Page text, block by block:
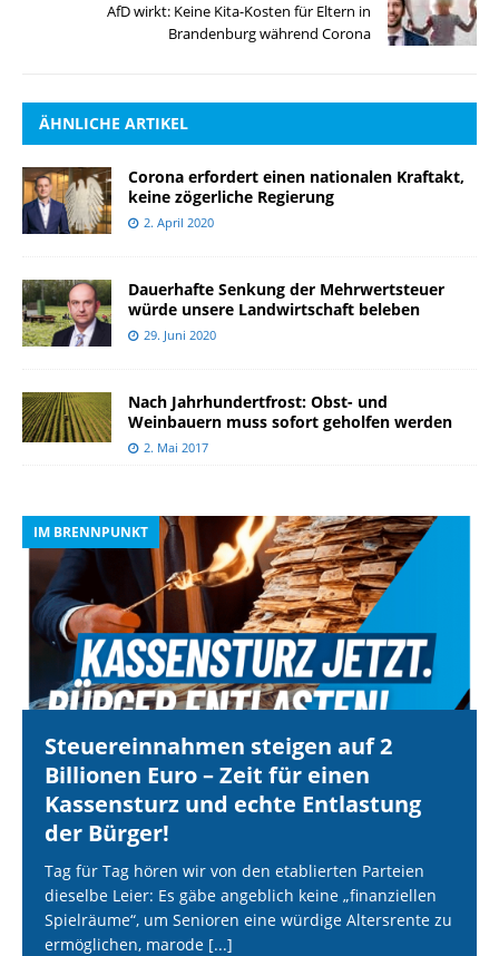
AfD wirkt: Keine Kita-Kosten für Eltern in
Brandenburg während Corona
ÄHNLICHE ARTIKEL
Corona erfordert einen nationalen Kraftakt,
keine zögerliche Regierung
2. April 2020
Dauerhafte Senkung der Mehrwertsteuer
würde unsere Landwirtschaft beleben
29. Juni 2020
Nach Jahrhundertfrost: Obst- und
Weinbauern muss sofort geholfen werden
2. Mai 2017
IM BRENNPUNKT
Steuereinnahmen steigen auf 2
Billionen Euro – Zeit für einen
Kassensturz und echte Entlastung
der Bürger!
Tag für Tag hören wir von den etablierten Parteien
dieselbe Leier: Es gäbe angeblich keine „finanziellen
Spielräume“, um Senioren eine würdige Altersrente zu
ermöglichen, marode [...]